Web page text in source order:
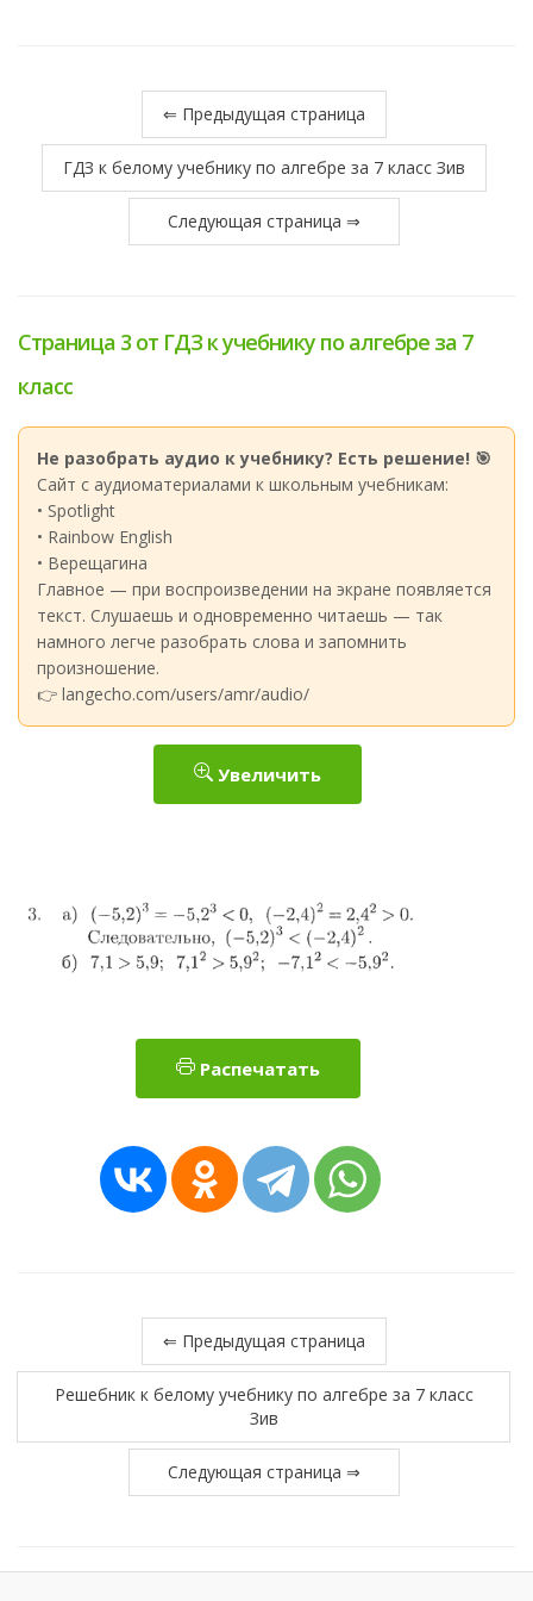
⇐ Предыдущая страница
ГДЗ к белому учебнику по алгебре за 7 класс Зив
Следующая страница ⇒
Страница 3 от ГДЗ к учебнику по алгебре за 7
класс
Не разобрать аудио к учебнику? Есть решение! 🎯
Сайт с аудиоматериалами к школьным учебникам:
• Spotlight
• Rainbow English
• Верещагина
Главное — при воспроизведении на экране появляется
текст. Слушаешь и одновременно читаешь — так
намного легче разобрать слова и запомнить
произношение.
👉 langecho.com/users/amr/audio/
Увеличить
Распечатать
⇐ Предыдущая страница
Решебник к белому учебнику по алгебре за 7 класс
Зив
Следующая страница ⇒